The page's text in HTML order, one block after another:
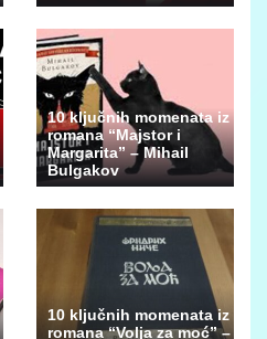
10 ključnih momenata iz
romana “Majstor i
Margarita” – Mihail
Bulgakov
10 ključnih momenata iz
romana “Volja za moć” –